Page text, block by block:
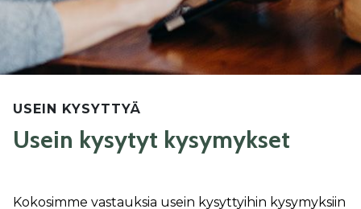
USEIN KYSYTTYÄ
Usein kysytyt kysymykset
Ko­ko­sim­me vas­tauk­sia usein ky­syt­tyi­hin ky­sy­myk­siin